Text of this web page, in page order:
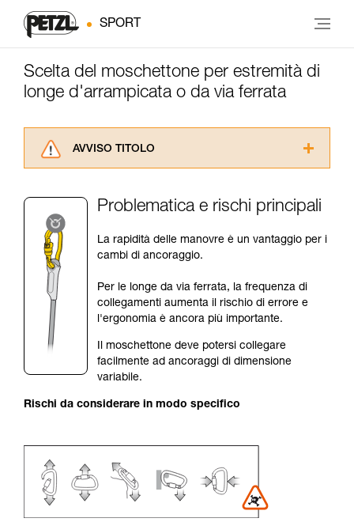
SPORT
Scelta del moschettone per estremità di
longe d'arrampicata o da via ferrata
AVVISO TITOLO
consultarlo. Dovete aver compreso le
capire queste ulteriori informazioni.
La padronanza di queste tecniche richiede una
Verificate con un professionista la vostra
capacità di rifare la manovra, da soli, in piena
sicurezza, prima di riprodurla autonomamente.
attività. Ne possono esistere altre che non
vengono qui descritte.
Problematica e rischi principali
La rapidità delle manovre è un vantaggio per i
cambi di ancoraggio.
Per le longe da via ferrata, la frequenza di
collegamenti aumenta il rischio di errore e
l'ergonomia è ancora più importante.
Il moschettone deve potersi collegare
facilmente ad ancoraggi di dimensione
variabile.
Rischi da considerare in modo specifico